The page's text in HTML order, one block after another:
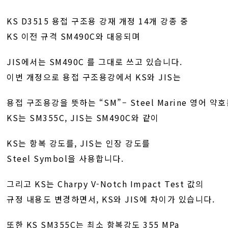
KS D3515 용접 구조용 강재 개정 14개 강종 중
KS 이전 규격 SM490C와 대응되며
JIS에서는 SM490C 를 그대로 쓰고 있습니다.
이번 개정으로 용접 구조용강에서 KS와 JIS는
용접 구조용강을 뜻하는 “SM”– Steel Marine 영어 약호
KS는 SM355C, JIS는 SM490C와 같이
KS는 항복 강도를, JIS는 인장 강도를
Steel Symbol을 사용합니다.
그리고 KS는 Charpy V-Notch Impact Test 값의
규정 내용도 변경하면서, KS와 JIS에 차이가 있습니다.
또한 KS SM355C는 최소 항복강도 355 MPa